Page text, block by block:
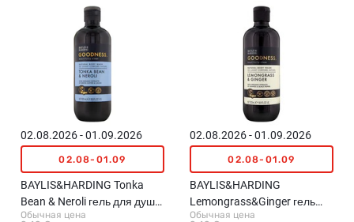
02.08.2026 - 01.09.2026
02.08-01.09
BAYLIS&HARDING Tonka
Bean & Neroli гель для душа,
500мл
Обычная цена
02.08.2026 - 01.09.2026
02.08-01.09
BAYLIS&HARDING
Lemongrass&Ginger гель
для душа, 500мл
Обычная цена